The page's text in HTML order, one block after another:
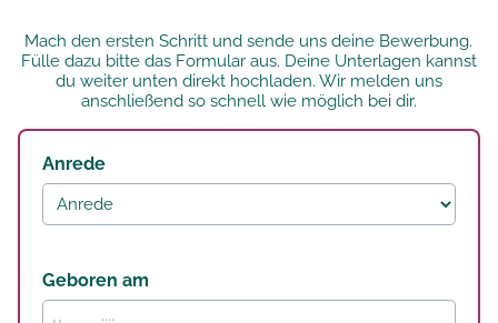
Mach den ersten Schritt und sende uns deine Bewerbung.
Fülle dazu bitte das Formular aus. Deine Unterlagen kannst
du weiter unten direkt hochladen. Wir melden uns
anschließend so schnell wie möglich bei dir.
Anrede
Geboren am